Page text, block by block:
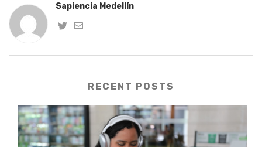
Sapiencia Medellín
RECENT POSTS